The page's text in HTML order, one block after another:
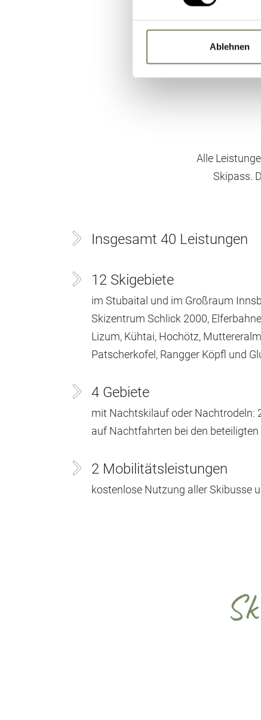
Ablehnen
Alle
Skipass.
Insgesamt 40 Leistungen
12 Skigebiete
im Stubaital und im Großraum
Skizentrum Schlick 2000,
Lizum, Kühtai, Hochötz,
Patscherkofel, Rangger Köpfl und
4 Gebiete
mit Nachtskilauf oder Nachtrodeln:
auf Nachtfahrten bei den beteiligten
2 Mobilitätsleistungen
kostenlose Nutzung aller Skibusse